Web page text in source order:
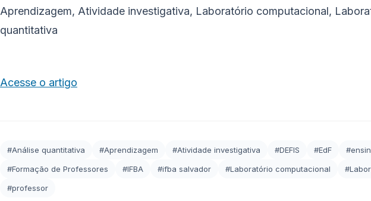
Aprendizagem, Atividade investigativa, Laboratório computacional,
quantitativa
Acesse o artigo
#Análise quantitativa #Aprendizagem #Atividade investigativa #DEFIS #EdF
#Formação de Professores
#IFBA #ifba salvador #Laboratório computacional
#professor